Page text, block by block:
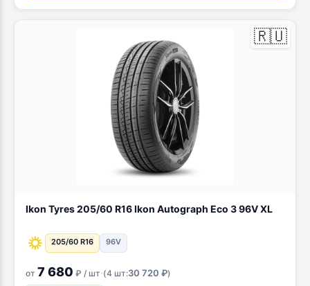
🇷🇺
Ikon Tyres 205/60 R16 Ikon Autograph Eco 3 96V XL
205/60 R16 96V
от 7 680 ₽ / шт·(4 шт:30 720 ₽)